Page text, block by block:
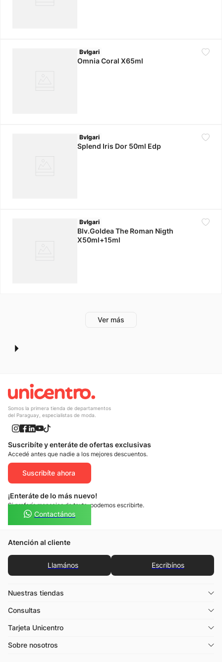
Bvlgari
Omnia Coral X65ml
Bvlgari
Splend Iris Dor 50ml Edp
Bvlgari
Blv.Goldea The Roman Nigth
X50ml+15ml
Somos la primera tienda de departamentos
del Paraguay, especialistas de moda.
Suscribíte y enteráte de ofertas exclusivas
Accedé antes que nadie a los mejores descuentos.
Suscribíte ahora
¡Enteráte de lo más nuevo!
Si preferís mensajes de texto, podemos escribirte.
Contactános
Atención al cliente
Llamános Escribínos
Nuestras tiendas
Consultas
Tarjeta Unicentro
Sobre nosotros